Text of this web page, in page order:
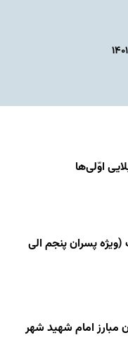
اوّلی‌ها
پسران پنجم الی
مبارز امام شهید شهر